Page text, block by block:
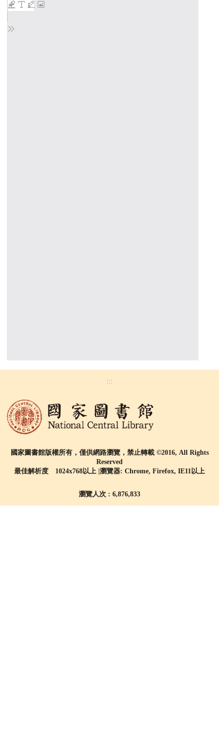
:::
國家圖書館版權所有，僅供網路瀏覽，禁止轉載 ©2016, All Rights
Reserved
最佳解析度 1024x768以上 |瀏覽器: Chrome, Firefox, IE11以上
瀏覽人次 : 6,876,833